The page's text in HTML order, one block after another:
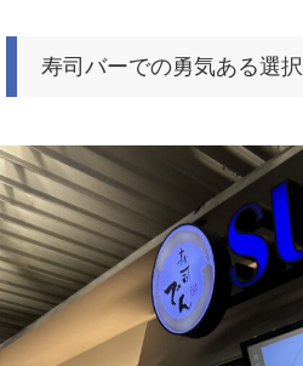
寿司バーでの勇気ある選択